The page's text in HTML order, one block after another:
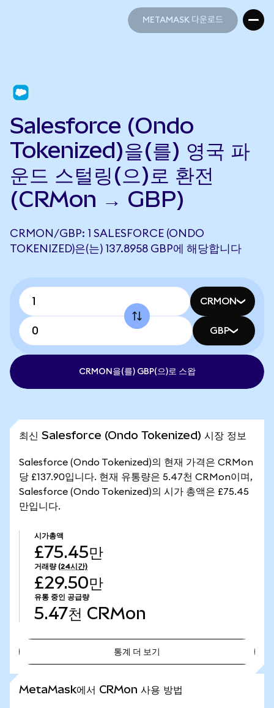
METAMASK 다운로드
Salesforce (Ondo
Tokenized)을(를) 영국 파
운드 스털링(으)로 환전
(CRMon → GBP)
CRMON/GBP: 1 SALESFORCE (ONDO
TOKENIZED)은(는) 137.8958 GBP에 해당합니다
CRMON
GBP
CRMON을(를) GBP(으)로 스왑
최신 Salesforce (Ondo Tokenized) 시장 정보
Salesforce (Ondo Tokenized)의 현재 가격은 CRMon
당 £137.90입니다. 현재 유통량은 5.47천 CRMon이며,
Salesforce (Ondo Tokenized)의 시가 총액은 £75.45
만입니다.
시가총액
£75.45만
거래량 (24시간)
£29.50만
유통 중인 공급량
5.47천 CRMon
통계 더 보기
MetaMask에서 CRMon 사용 방법